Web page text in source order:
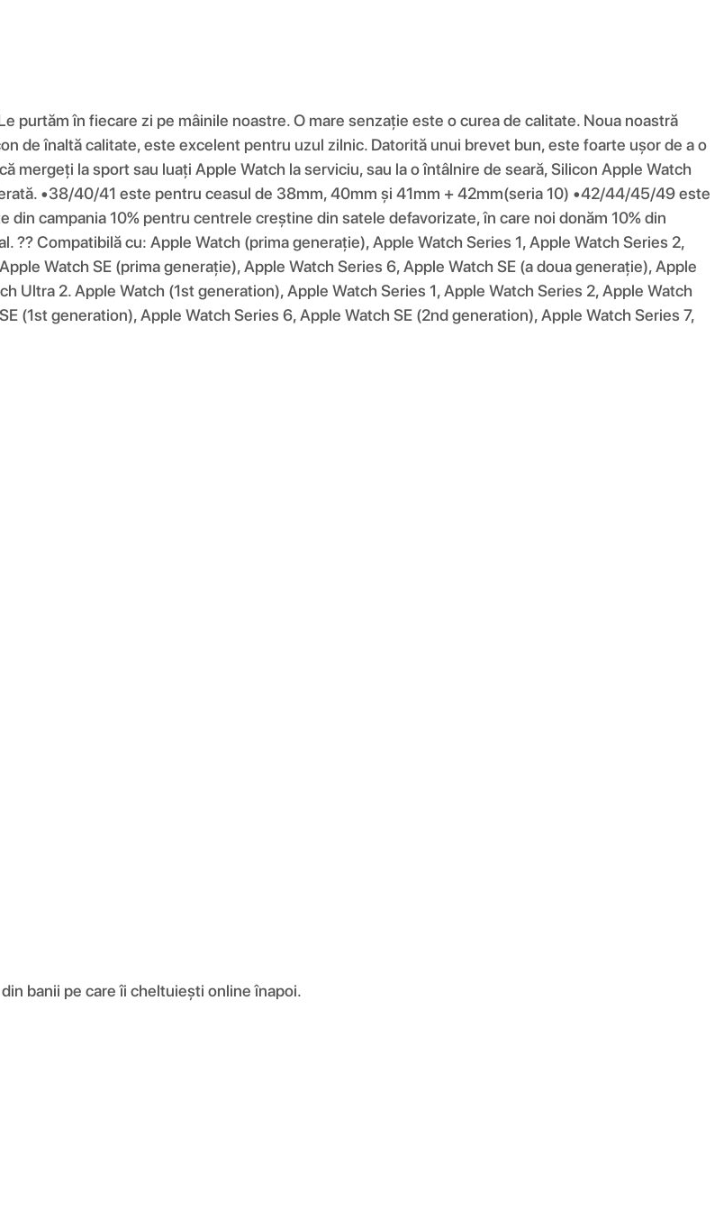
purtăm în fiecare zi pe mâinile noastre. O mare senzație este o curea de calitate. Noua noastră
de înaltă calitate, este excelent pentru uzul zilnic. Datorită unui brevet bun, este foarte ușor de a o
mergeți la sport sau luați Apple Watch la serviciu, sau la o întâlnire de seară, Silicon Apple Watch
•38/40/41 este pentru ceasul de 38mm, 40mm și 41mm + 42mm(seria 10) •42/44/45/49 este
campania 10% pentru centrele creștine din satele defavorizate, în care noi donăm 10% din
Compatibilă cu: Apple Watch (prima generație), Apple Watch Series 1, Apple Watch Series 2,
Watch SE (prima generație), Apple Watch Series 6, Apple Watch SE (a doua generație), Apple
Ultra 2. Apple Watch (1st generation), Apple Watch Series 1, Apple Watch Series 2, Apple Watch
(1st generation), Apple Watch Series 6, Apple Watch SE (2nd generation), Apple Watch Series 7,
banii pe care îi cheltuiești online înapoi.